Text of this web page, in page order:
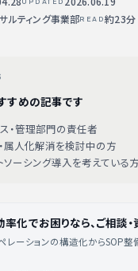
ルティング事業部READ約23分
すめの記事です
・管理部門の責任者
属人化解消を検討中の方
ソーシング導入を考えている方
率化でお困りなら、ご相談
レーションの構造化からSOP